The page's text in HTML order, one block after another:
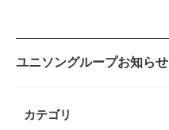
ユニソングループお知らせ
カテゴリ